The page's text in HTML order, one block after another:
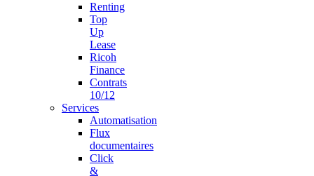
Renting
Top
Up
Lease
Ricoh
Finance
Contrats
10/12
Services
Automatisation
Flux
documentaires
Click
&